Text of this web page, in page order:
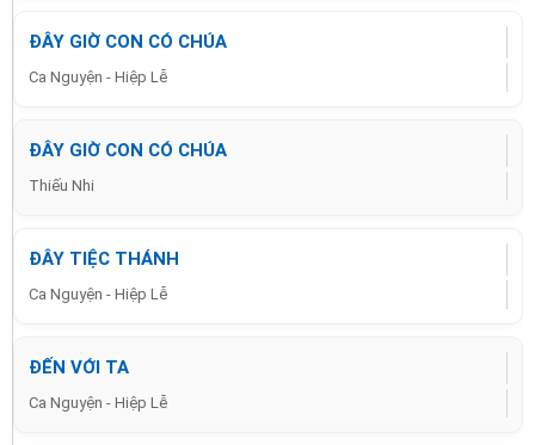
ĐÂY GIỜ CON CÓ CHÚA
Ca Nguyện - Hiệp Lễ
ĐÂY GIỜ CON CÓ CHÚA
Thiếu Nhi
ĐÂY TIỆC THÁNH
Ca Nguyện - Hiệp Lễ
ĐẾN VỚI TA
Ca Nguyện - Hiệp Lễ